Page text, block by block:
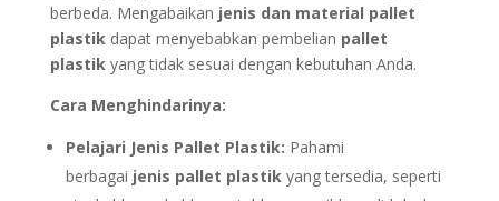
berbeda. Mengabaikan jenis dan material pallet
plastikdapat menyebabkan pembelian pallet
plastikyang tidak sesuai dengan kebutuhan Anda.
Cara Menghindarinya:
Pelajari Jenis Pallet Plastik: Pahami
berbagai jenis pallet plastikyang tersedia, seperti